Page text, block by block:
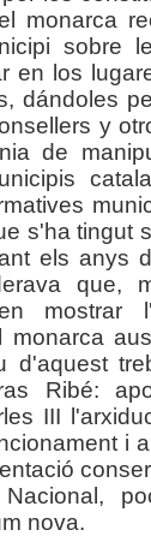
monarca
sobre
en los
dándoles
y
de
s'ha tingut
els anys
que,
mostrar
monarca
d'aquest
Ribé:
III
i
nova.